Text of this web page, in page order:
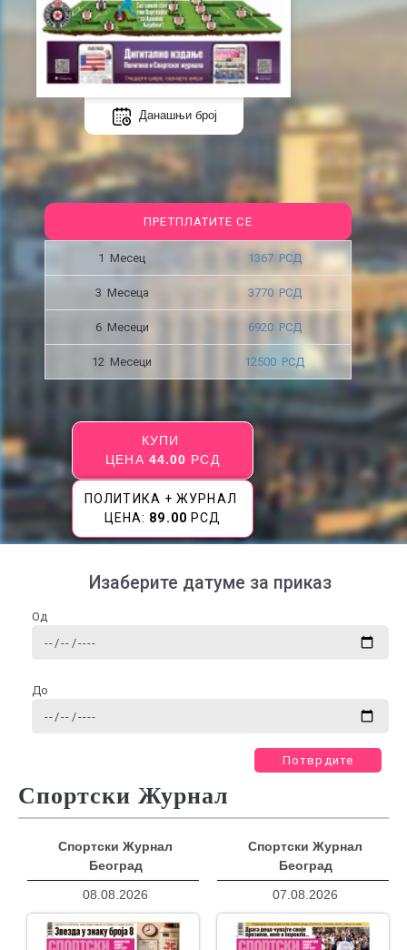
Данашњи број
ПРЕТПЛАТИТЕ СЕ
1 Месец 1367 РСД
3 Месецa 3770 РСД
6 Месеци 6920 РСД
12 Месеци 12500 РСД
КУПИ
ЦЕНА 44.00 РСД
ПОЛИТИКА + ЖУРНАЛ
ЦЕНА: 89.00 РСД
Изаберите датуме за приказ
Од
До
Потврдите
Спортски Журнал
Спортски Журнал
Београд
08.08.2026
Спортски Журнал
Београд
07.08.2026